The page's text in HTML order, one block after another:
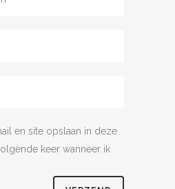
en site opslaan in deze
keer wanneer ik